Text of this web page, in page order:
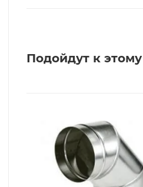
Подойдут к